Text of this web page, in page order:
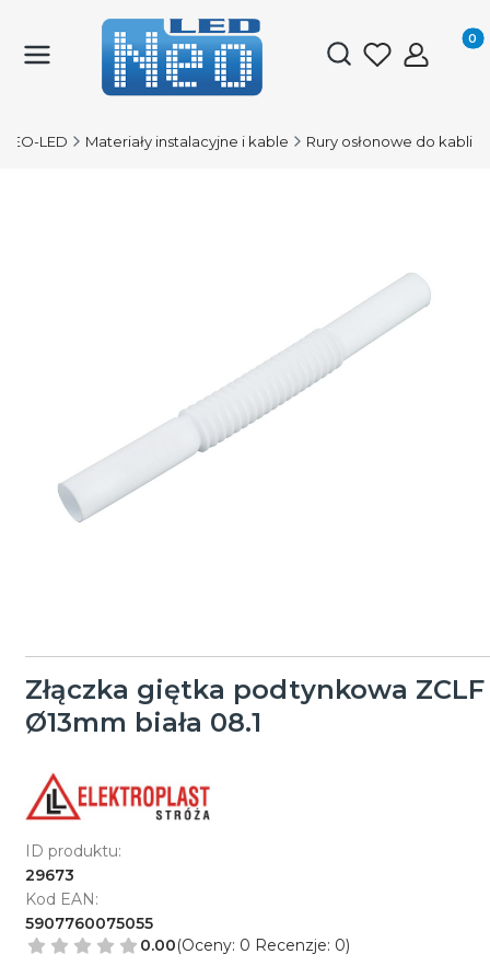
Otwórz
NEO-LED Materiały instalacyjne i kable Rury osłonowe do kabli
Złączka giętka podtynkowa ZCLF
Ø13mm biała 08.1
ID produktu:
29673
Kod EAN:
5907760075055
0.00(Oceny: 0 Recenzje: 0)